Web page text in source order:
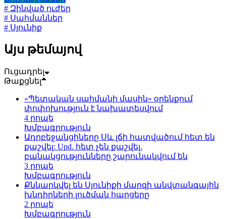
# Զինված ուժեր
# Սահմաններ
# Սյունիք
Այս թեմայով
Ուցադրել
Թաքցնել
«Պետական սահմանի մասին» օրենքում
փոփոխություն է նախատեսվում
4 րոպե
Խմբագրություն
Ադրբեջանցիները Սև լճի հատվածում հետ են
քաշվել: Upd. հետ չեն քաշվել.
բանակցությունները շարունակվում են
3 րոպե
Խմբագրություն
Քննարկվել են Սյունիքի մարզի անվտանգային
խնդիրների լուծման հարցերը
2 րոպե
Խմբագրություն